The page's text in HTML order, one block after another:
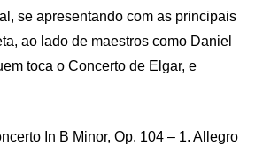
se apresentando com as principais
ao lado de maestros como Daniel
toca o Concerto de Elgar, e
In B Minor, Op. 104 – 1. Allegro